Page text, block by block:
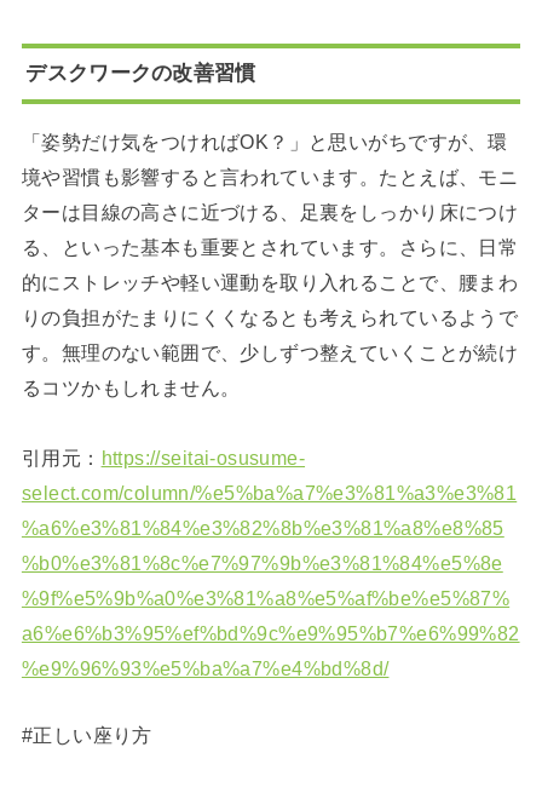
デスクワークの改善習慣
「姿勢だけ気をつければOK？」と思いがちですが、環
境や習慣も影響すると言われています。たとえば、モニ
ターは目線の高さに近づける、足裏をしっかり床につけ
る、といった基本も重要とされています。さらに、日常
的にストレッチや軽い運動を取り入れることで、腰まわ
りの負担がたまりにくくなるとも考えられているようで
す。無理のない範囲で、少しずつ整えていくことが続け
るコツかもしれません。
引用元： https://seitai-osusume-
select.com/column/%e5%ba%a7%e3%81%a3%e3%81
%a6%e3%81%84%e3%82%8b%e3%81%a8%e8%85
%b0%e3%81%8c%e7%97%9b%e3%81%84%e5%8e
%9f%e5%9b%a0%e3%81%a8%e5%af%be%e5%87%
a6%e6%b3%95%ef%bd%9c%e9%95%b7%e6%99%82
%e9%96%93%e5%ba%a7%e4%bd%8d/
#正しい座り方